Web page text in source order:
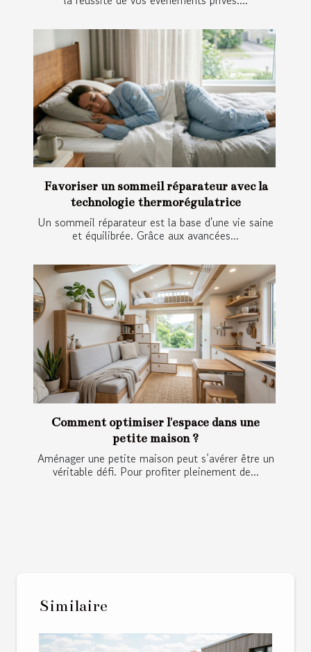
Favoriser un sommeil réparateur avec la
technologie thermorégulatrice
Un sommeil réparateur est la base d'une vie saine
et équilibrée. Grâce aux avancées...
Comment optimiser l'espace dans une
petite maison ?
Aménager une petite maison peut s’avérer être un
véritable défi. Pour profiter pleinement de...
Similaire